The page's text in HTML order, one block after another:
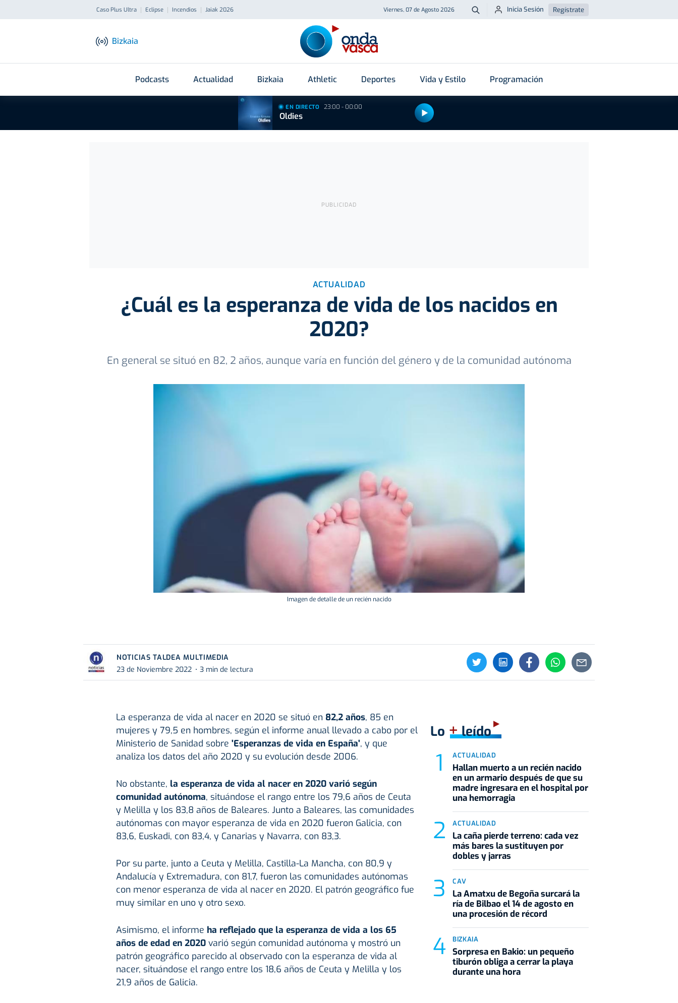
Caso Plus Ultra Eclipse Incendios Jaiak 2026 Viernes, 07 de Agosto 2026 Buscar
Inicia Sesión Regístrate
Bizkaia
Podcasts Actualidad Bizkaia Athletic Deportes Vida y Estilo Programación
EN DIRECTO 23:00 - 00:00
Oldies
ACTUALIDAD
¿Cuál es la esperanza de vida de los nacidos en
2020?
En general se situó en 82, 2 años, aunque varía en función del género y de la comunidad autónoma
Imagen de detalle de un recién nacido
NOTICIAS TALDEA MULTIMEDIA
23 de Noviembre 2022
3 min de lectura
La esperanza de vida al nacer en 2020 se situó en 82,2 años, 85 en
mujeres y 79,5 en hombres, según el informe anual llevado a cabo por el
Ministerio de Sanidad sobre 'Esperanzas de vida en España', y que
analiza los datos del año 2020 y su evolución desde 2006.
No obstante, la esperanza de vida al nacer en 2020 varió según
comunidad autónoma, situándose el rango entre los 79,6 años de Ceuta
y Melilla y los 83,8 años de Baleares. Junto a Baleares, las comunidades
autónomas con mayor esperanza de vida en 2020 fueron Galicia, con
83,6, Euskadi, con 83,4, y Canarias y Navarra, con 83,3.
Por su parte, junto a Ceuta y Melilla, Castilla-La Mancha, con 80,9 y
Andalucía y Extremadura, con 81,7, fueron las comunidades autónomas
con menor esperanza de vida al nacer en 2020. El patrón geográfico fue
muy similar en uno y otro sexo.
Asimismo, el informe ha reflejado que la esperanza de vida a los 65
años de edad en 2020varió según comunidad autónoma y mostró un
patrón geográfico parecido al observado con la esperanza de vida al
nacer, situándose el rango entre los 18,6 años de Ceuta y Melilla y los
21,9 años de Galicia.
Lo +leído
ACTUALIDAD
Hallan muerto a un recién nacido
en un armario después de que su
madre ingresara en el hospital por
una hemorragia
ACTUALIDAD
La caña pierde terreno: cada vez
más bares la sustituyen por
dobles y jarras
CAV
La Amatxu de Begoña surcará la
ría de Bilbao el 14 de agosto en
una procesión de récord
BIZKAIA
Sorpresa en Bakio: un pequeño
tiburón obliga a cerrar la playa
durante una hora